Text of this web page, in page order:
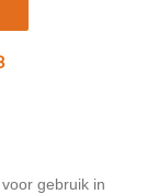
gebruik in